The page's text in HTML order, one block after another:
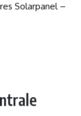
Solarpanel –